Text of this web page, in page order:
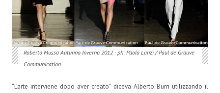
Roberto Musso Autunno Inverno 2012 - ph: Paolo Lanzi / Paul de Grauve
Communication
“L’arte interviene dopo aver creato” diceva Alberto Burri utilizzando il